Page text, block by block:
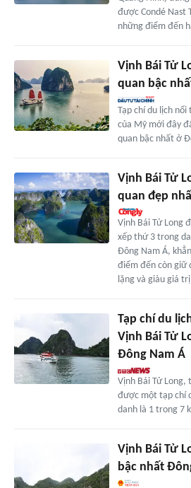
được Condé Nast
những điểm đến
Vịnh Bái Tử
quan bậc
Tạp chí du lịch nổi
của Mỹ mới đây
quan bậc nhất ở
Vịnh Bái Tử
quan đẹp
Vịnh Bái Tử Long
xếp thứ 3 trong
Đông Nam Á,
điểm đến còn giữ
lặng và giàu giá
Tạp chí du
Vịnh Bái Tử
Đông Nam Á
Vịnh Bái Tử Long,
được một tạp chí
danh là 1 trong 7
Vịnh Bái Tử
bậc nhất